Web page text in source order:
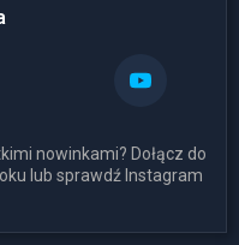
nowinkami? Dołącz do
lub sprawdź Instagram